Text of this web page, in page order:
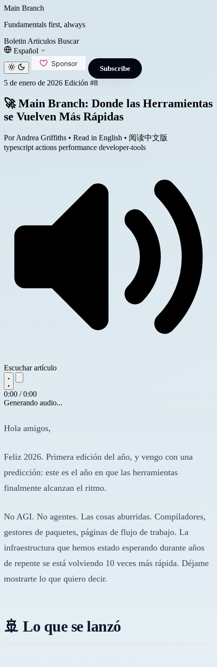
Main Branch
Fundamentals first, always
Boletin Articulos Buscar
Español
Subscribe
5 de enero de 2026 Edición #8
🚀 Main Branch: Donde las Herramientas
se Vuelven Más Rápidas
Por Andrea Griffiths • Read in English • 阅读中文版
typescript actions performance developer-tools
Escuchar artículo
0:00 / 0:00
Generando audio...
Hola amigos,
Feliz 2026. Primera edición del año, y vengo con una
predicción: este es el año en que las herramientas
finalmente alcanzan el ritmo.
No AGI. No agentes. Las cosas aburridas. Compiladores,
gestores de paquetes, páginas de flujo de trabajo. La
infraestructura que hemos estado esperando durante años
de repente se está volviendo 10 veces más rápida. Déjame
mostrarte lo que quiero decir.
🚢 Lo que se lanzó